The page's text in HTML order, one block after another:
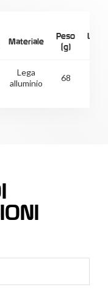
Materiale
Peso
(g)
Lega
alluminio
68